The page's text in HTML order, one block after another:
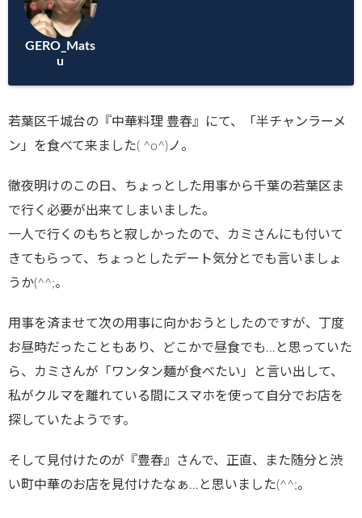
GERO_Mats
u
若葉区千城台の『中華料理 豊春』にて、「半チャンラーメ
ン」を食べて来ました( ^o^)ノ。
徹夜明けのこの日、ちょっとした用事から千葉の若葉区ま
で行く必要が出来てしまいました。
一人で行くのもちと寂しかったので、カミさんにも付いて
きてもらって、ちょっとしたデート気分とでも言いましょ
うか(^^;。
用事を済ませて次の用事に向かおうとしたのですが、丁度
お昼時だったこともあり、どこかで昼食でも…と思っていた
ら、カミさんが「ワンタン麺が食べたい」と言い出して、
私がクルマを離れている間にスマホを使って自分でお店を
探していたようです。
そして見付けたのが『豊春』さんで、正直、また随分と渋
い町中華のお店を見付けたなぁ…と思いました(^^;。